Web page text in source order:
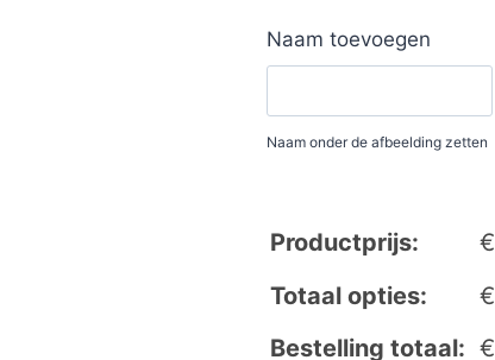
Naam toevoegen
Naam onder de afbeelding zetten
Productprijs: €
Totaal opties:
€
Bestelling totaal: €